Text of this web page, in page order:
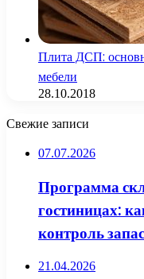
Плита ДСП:
мебели
28.10.2018
Свежие записи
07.07.2026
Программа
гостиницах:
контроль
21.04.2026